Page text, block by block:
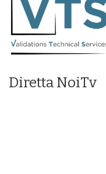
Diretta NoiTv